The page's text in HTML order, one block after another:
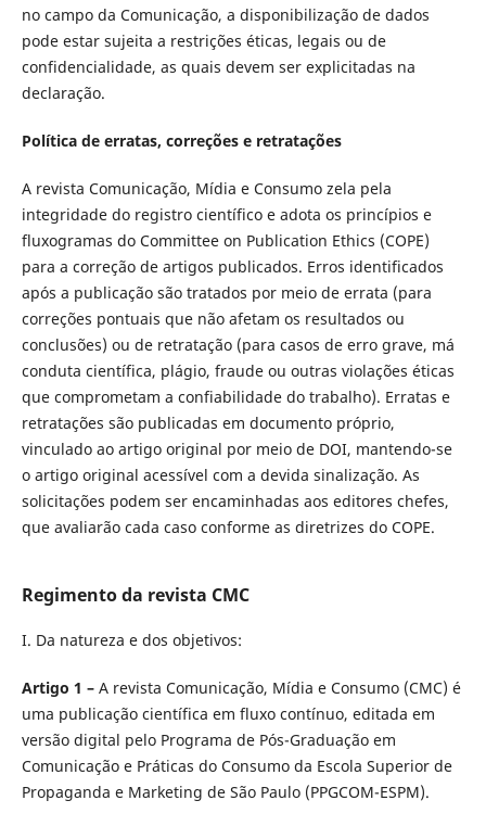
no campo da Comunicação, a disponibilização de dados
pode estar sujeita a restrições éticas, legais ou de
confidencialidade, as quais devem ser explicitadas na
declaração.
Política de erratas, correções e retratações
A revista Comunicação, Mídia e Consumo zela pela
integridade do registro científico e adota os princípios e
fluxogramas do Committee on Publication Ethics (COPE)
para a correção de artigos publicados. Erros identificados
após a publicação são tratados por meio de errata (para
correções pontuais que não afetam os resultados ou
conclusões) ou de retratação (para casos de erro grave, má
conduta científica, plágio, fraude ou outras violações éticas
que comprometam a confiabilidade do trabalho). Erratas e
retratações são publicadas em documento próprio,
vinculado ao artigo original por meio de DOI, mantendo-se
o artigo original acessível com a devida sinalização. As
solicitações podem ser encaminhadas aos editores chefes,
que avaliarão cada caso conforme as diretrizes do COPE.
Regimento da revista CMC
I. Da natureza e dos objetivos:
Artigo 1 –A revista Comunicação, Mídia e Consumo (CMC) é
uma publicação científica em fluxo contínuo, editada em
versão digital pelo Programa de Pós-Graduação em
Comunicação e Práticas do Consumo da Escola Superior de
Propaganda e Marketing de São Paulo (PPGCOM-ESPM).